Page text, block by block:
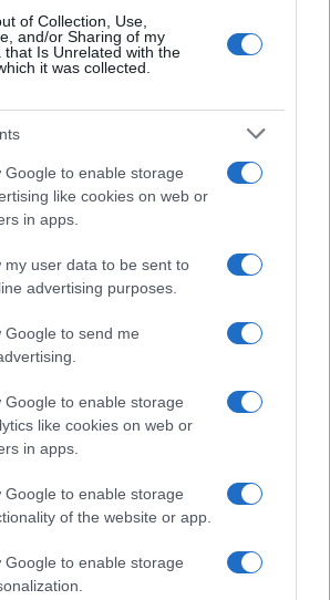
of Collection, Use,
and/or Sharing of my
that Is Unrelated with the
it was collected.
Google to enable storage
like cookies on web or
in apps.
my user data to be sent to
advertising purposes.
Google to send me
Google to enable storage
like cookies on web or
in apps.
Google to enable storage
of the website or app.
Google to enable storage
metodo di due diligence completo
$83,270.00